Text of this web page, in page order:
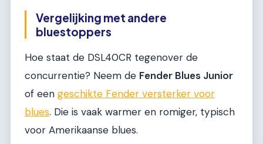
Vergelijking met andere
bluestoppers
Hoe staat de DSL40CR tegenover de
concurrentie? Neem de Fender Blues Junior
of een geschikte Fender versterker voor
blues. Die is vaak warmer en romiger, typisch
voor Amerikaanse blues.